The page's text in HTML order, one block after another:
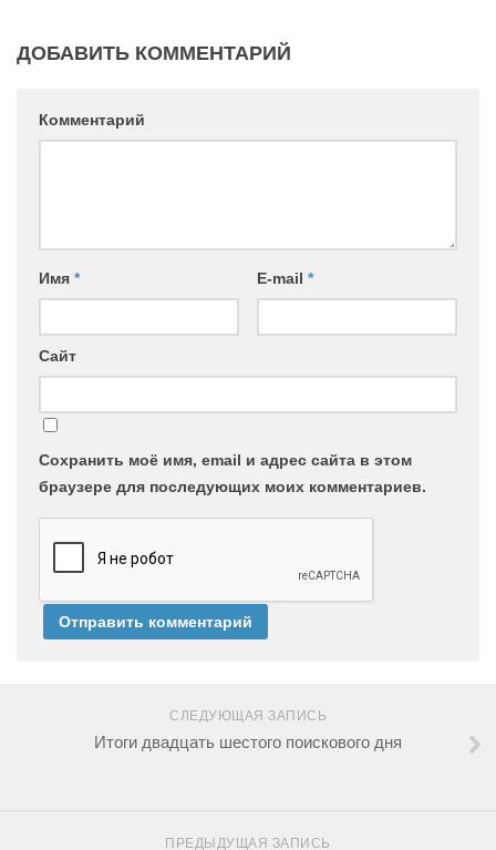
ДОБАВИТЬ КОММЕНТАРИЙ
Комментарий
Имя * E-mail *
Сайт
Сохранить моё имя, email и адрес сайта в этом
браузере для последующих моих комментариев.
СЛЕДУЮЩАЯ ЗАПИСЬ
Итоги двадцать шестого поискового дня
ПРЕДЫДУЩАЯ ЗАПИСЬ